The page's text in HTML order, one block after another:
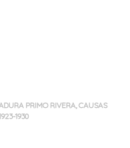
PRIMO RIVERA CAUSAS
1930